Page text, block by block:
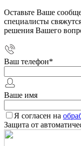
Оставьте Ваше
специалисты
решения Вашего
Ваш телефон*
Ваше имя
Я согласен на
Защита от